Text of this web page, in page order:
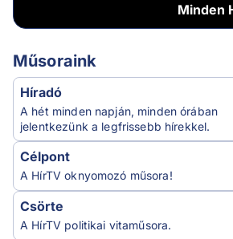
Minden
Műsoraink
Híradó
A hét minden napján, minden órában
jelentkezünk a legfrissebb hírekkel.
Célpont
A HírTV oknyomozó műsora!
Csörte
A HírTV politikai vitaműsora.